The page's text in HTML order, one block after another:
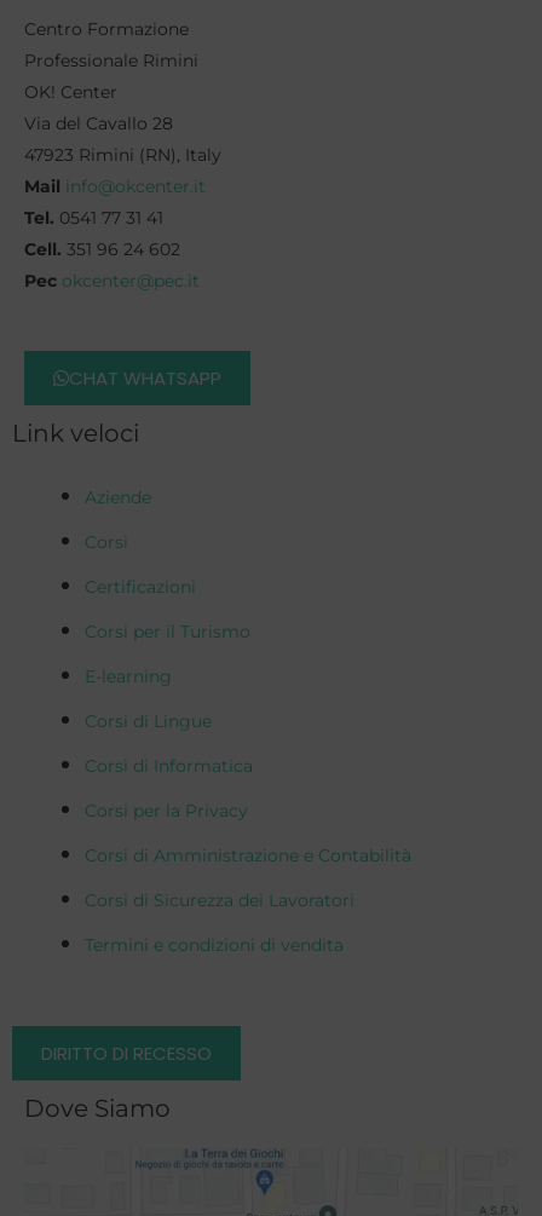
Centro Formazione
Professionale Rimini
OK! Center
Via del Cavallo 28
47923 Rimini (RN), Italy
Mail info@okcenter.it
Tel. 0541 77 31 41
Cell. 351 96 24 602
Pec okcenter@pec.it
CHAT WHATSAPP
Link veloci
Aziende
Corsi
Certificazioni
Corsi per il Turismo
E-learning
Corsi di Lingue
Corsi di Informatica
Corsi per la Privacy
Corsi di Amministrazione e Contabilità
Corsi di Sicurezza dei Lavoratori
Termini e condizioni di vendita
DIRITTO DI RECESSO
Dove Siamo